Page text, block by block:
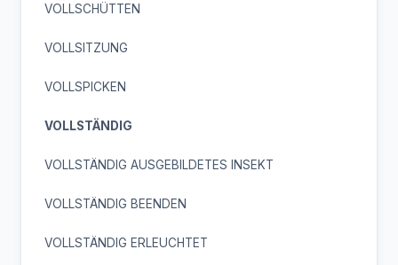
VOLLSCHÜTTEN
VOLLSITZUNG
VOLLSPICKEN
VOLLSTÄNDIG
VOLLSTÄNDIG AUSGEBILDETES INSEKT
VOLLSTÄNDIG BEENDEN
VOLLSTÄNDIG ERLEUCHTET